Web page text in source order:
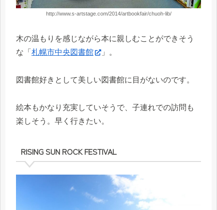
http://www.s-artstage.com/2014/artbookfair/chuoh-lib/
木の温もりを感じながら本に親しむことができそう
な「 札幌市中央図書館 」。
図書館好きとして美しい図書館に目がないのです。
絵本もかなり充実していそうで、子連れでの訪問も
楽しそう。早く行きたい。
RISING SUN ROCK FESTIVAL